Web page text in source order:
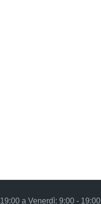
a Venerdì: 9:00 - 19:00